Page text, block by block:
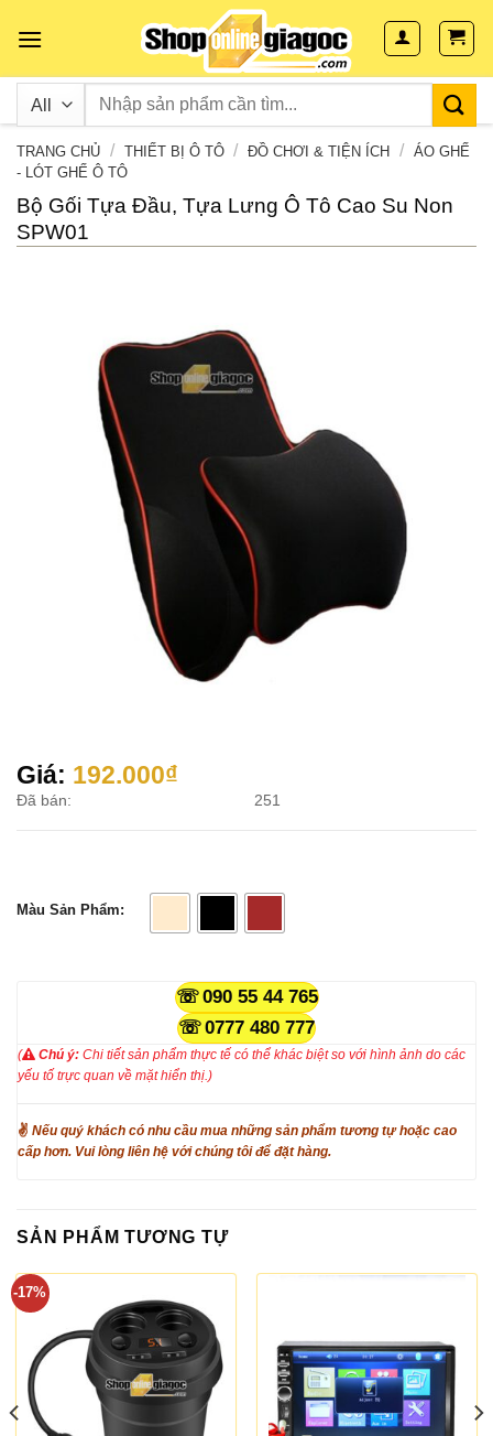
TRANG CHỦ / THIẾT BỊ Ô TÔ / ĐỒ CHƠI & TIỆN ÍCH /
ÁO GHẾ
- LÓT GHẾ Ô TÔ
Bộ Gối Tựa Đầu, Tựa Lưng Ô Tô Cao Su Non
SPW01
Giá: 192.000₫
Đã bán: 251
Màu Sản Phẩm:
090 55 44 765
0777 480 777
( Chú ý: Chi tiết sản phẩm thực tế có thể khác biệt so với hình ảnh do các
yếu tố trực quan về mặt hiển thị.)
✌ Nếu quý khách có nhu cầu mua những sản phẩm tương tự hoặc cao
cấp hơn. Vui lòng liên hệ với chúng tôi để đặt hàng.
SẢN PHẨM TƯƠNG TỰ
-17%